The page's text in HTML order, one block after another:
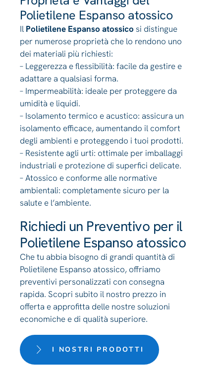
Polietilene Espanso atossico
Il Polietilene Espanso atossico si distingue
per numerose proprietà che lo rendono uno
dei materiali più richiesti:
– Leggerezza e flessibilità: facile da gestire e
adattare a qualsiasi forma.
– Impermeabilità: ideale per proteggere da
umidità e liquidi.
– Isolamento termico e acustico: assicura un
isolamento efficace, aumentando il comfort
degli ambienti e proteggendo i tuoi prodotti.
– Resistente agli urti: ottimale per imballaggi
industriali e protezione di superfici delicate.
– Atossico e conforme alle normative
ambientali: completamente sicuro per la
salute e l’ambiente.
Richiedi un Preventivo per il
Polietilene Espanso atossico
Che tu abbia bisogno di grandi quantità di
Polietilene Espanso atossico, offriamo
preventivi personalizzati con consegna
rapida. Scopri subito il nostro prezzo in
offerta e approfitta delle nostre soluzioni
economiche e di qualità superiore.
I NOSTRI PRODOTTI